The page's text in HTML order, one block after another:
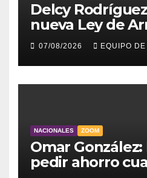
Delcy
nueva Ley de
para atender a
damnificadas
07/08/2026 EQUIPO
NACIONALES ZOOM
Omar
pedir ahorro